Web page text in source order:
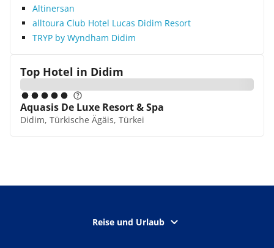
Altinersan
alltoura Club Hotel Lucas Didim Resort
TRYP by Wyndham Didim
Top Hotel in Didim
Aquasis De Luxe Resort & Spa
Didim, Türkische Ägäis, Türkei
Reise und Urlaub